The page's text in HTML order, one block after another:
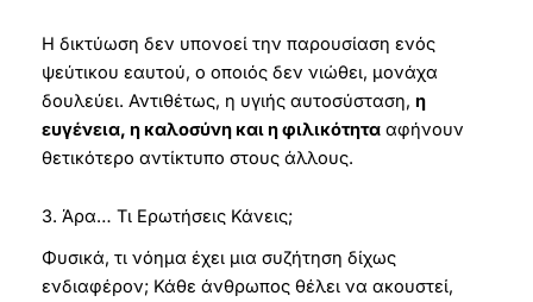
Η δικτύωση δεν υπονοεί την παρουσίαση ενός
ψεύτικου εαυτού, ο οποιός δεν νιώθει, μονάχα
δουλεύει. Αντιθέτως, η υγιής αυτοσύσταση, η
ευγένεια, η καλοσύνη και η φιλικότητααφήνουν
θετικότερο αντίκτυπο στους άλλους.
3. Άρα… Τι Ερωτήσεις Κάνεις;
Φυσικά, τι νόημα έχει μια συζήτηση δίχως
ενδιαφέρον; Κάθε άνθρωπος θέλει να ακουστεί,